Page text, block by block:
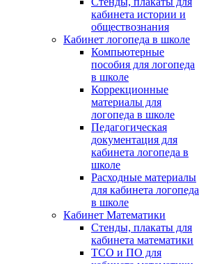
кабинета истории и
обществознания
Кабинет логопеда в школе
Компьютерные
пособия для логопеда
в школе
Коррекционные
материалы для
логопеда в школе
Педагогическая
документация для
кабинета логопеда в
школе
Расходные материалы
для кабинета логопеда
в школе
Кабинет Математики
Стенды, плакаты для
кабинета математики
ТСО и ПО для